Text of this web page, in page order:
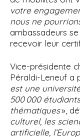
votre
nous ne
ambassadeurs
recevoir leur
Vice-présidente
Péraldi-Leneuf a
est une
500 000
thématiques»,
culturel, les
artificielle,